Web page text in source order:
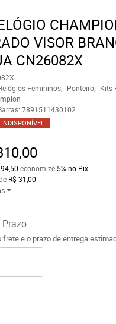
VISOR
CN26082X
Femininos Ponteiro Kits
7891511430102
economize 5% no Pix
R$ 31,00
Prazo
frete e o prazo de entrega